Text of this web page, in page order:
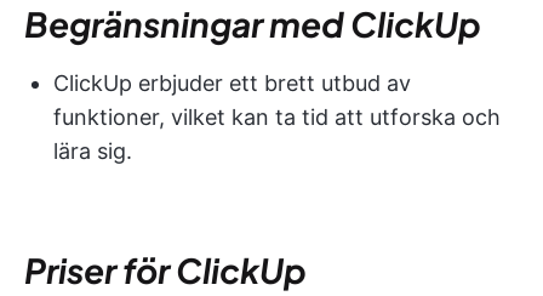
Begränsningar med ClickUp
ClickUp erbjuder ett brett utbud av
funktioner, vilket kan ta tid att utforska och
lära sig.
Priser för ClickUp